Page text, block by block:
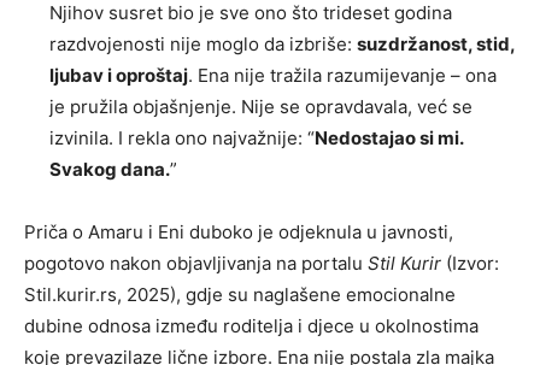
Njihov susret bio je sve ono što trideset godina
razdvojenosti nije moglo da izbriše: suzdržanost, stid,
ljubav i oproštaj. Ena nije tražila razumijevanje – ona
je pružila objašnjenje. Nije se opravdavala, već se
izvinila. I rekla ono najvažnije: “Nedostajao si mi.
Svakog dana.”
Priča o Amaru i Eni duboko je odjeknula u javnosti,
pogotovo nakon objavljivanja na portalu Stil Kurir (Izvor:
Stil.kurir.rs, 2025), gdje su naglašene emocionalne
dubine odnosa između roditelja i djece u okolnostima
koje prevazilaze lične izbore. Ena nije postala zla majka